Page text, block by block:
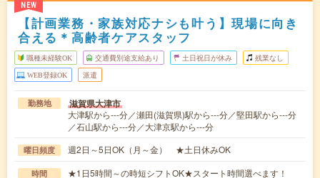
NEW
【計画業務・家族対応ナシも叶う】現場に向き
合える＊高齢者ケアスタッフ
職種未経験OK 交通費別途支給あり 土日祝日が休み 残業なし
WEB登録OK 派遣
勤務地 滋賀県大津市
大津駅から---分／瀬田(滋賀県)駅から---分／堅田駅から---分
／石山駅から---分／大津京駅から---分
曜日頻度 週2日～5日OK（月～金） ★土日休みOK
時間
★1日5時間～の時短シフトOK★スタート時間選べます！